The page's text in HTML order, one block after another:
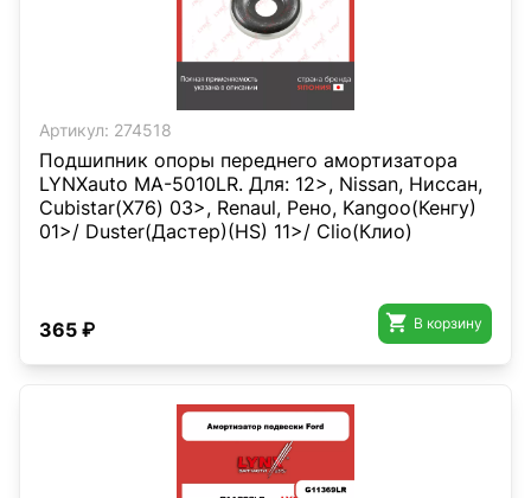
Артикул: 274518
Подшипник опоры переднего амортизатора
LYNXauto MA-5010LR. Для: 12>, Nissan, Ниссан,
Cubistar(X76) 03>, Renaul, Рено, Kangoo(Кенгу)
01>/ Duster(Дастер)(HS) 11>/ Clio(Клио)
365 ₽  В корзину